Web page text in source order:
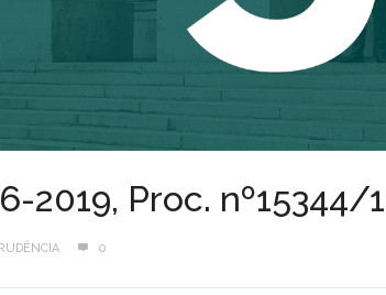
2019, Proc. nº15344/
0